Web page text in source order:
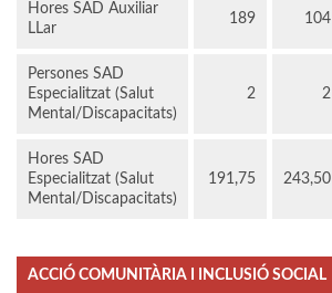
Hores SAD Auxiliar
LLar
189 104
Persones SAD
Especialitzat (Salut
Mental/Discapacitats)
2 2
Hores SAD
Especialitzat (Salut
Mental/Discapacitats)
191,75 243,50
ACCIÓ COMUNITÀRIA I INCLUSIÓ SOCIAL